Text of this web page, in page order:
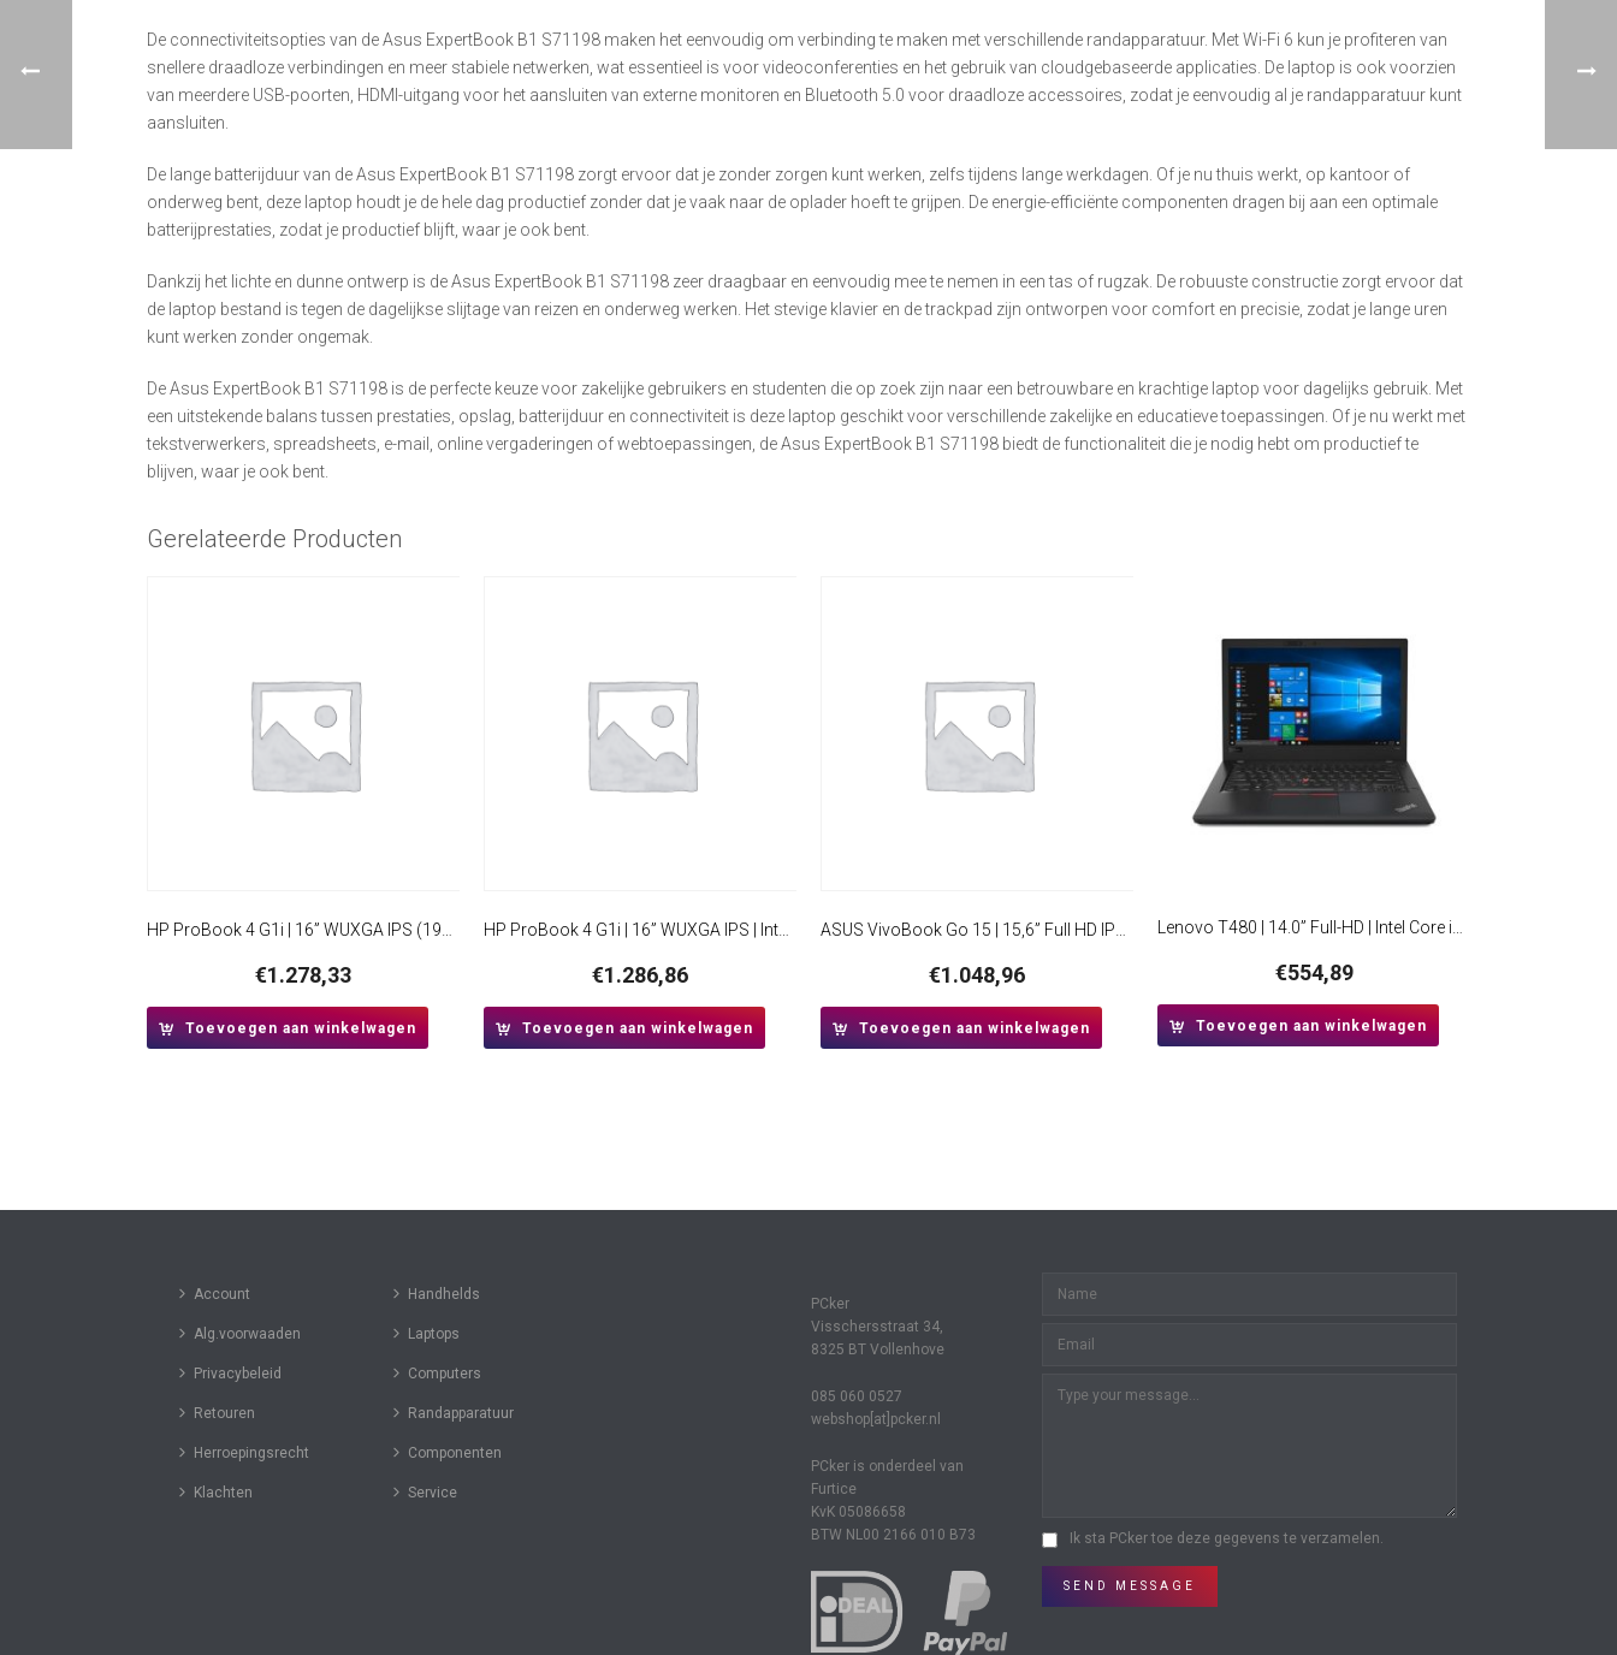
De connectiviteitsopties van de Asus ExpertBook B1 S71198 maken het eenvoudig om verbinding te maken met verschillende randapparatuur. Met Wi-Fi 6 kun je profiteren van
snellere draadloze verbindingen en meer stabiele netwerken, wat essentieel is voor videoconferenties en het gebruik van cloudgebaseerde applicaties. De laptop is ook voorzien
van meerdere USB-poorten, HDMI-uitgang voor het aansluiten van externe monitoren en Bluetooth 5.0 voor draadloze accessoires, zodat je eenvoudig al je randapparatuur kunt
aansluiten.
De lange batterijduur van de Asus ExpertBook B1 S71198 zorgt ervoor dat je zonder zorgen kunt werken, zelfs tijdens lange werkdagen. Of je nu thuis werkt, op kantoor of
onderweg bent, deze laptop houdt je de hele dag productief zonder dat je vaak naar de oplader hoeft te grijpen. De energie-efficiënte componenten dragen bij aan een optimale
batterijprestaties, zodat je productief blijft, waar je ook bent.
Dankzij het lichte en dunne ontwerp is de Asus ExpertBook B1 S71198 zeer draagbaar en eenvoudig mee te nemen in een tas of rugzak. De robuuste constructie zorgt ervoor dat
de laptop bestand is tegen de dagelijkse slijtage van reizen en onderweg werken. Het stevige klavier en de trackpad zijn ontworpen voor comfort en precisie, zodat je lange uren
kunt werken zonder ongemak.
De Asus ExpertBook B1 S71198 is de perfecte keuze voor zakelijke gebruikers en studenten die op zoek zijn naar een betrouwbare en krachtige laptop voor dagelijks gebruik. Met
een uitstekende balans tussen prestaties, opslag, batterijduur en connectiviteit is deze laptop geschikt voor verschillende zakelijke en educatieve toepassingen. Of je nu werkt met
tekstverwerkers, spreadsheets, e-mail, online vergaderingen of webtoepassingen, de Asus ExpertBook B1 S71198 biedt de functionaliteit die je nodig hebt om productief te
blijven, waar je ook bent.
Gerelateerde Producten
HP ProBook 4 G1i | 16” WUXGA IPS (1920×1200) | Intel Core Ultra 5 225U | 16GB DDR5 | 512GB SSD | W11 Professional
€1.278,33
Toevoegen aan winkelwagen
HP ProBook 4 G1i | 16” WUXGA IPS | Intel Core Ultra 7 255U | 16GB DDR5 | 512GB SSD | W11 Professional
€1.286,86
Toevoegen aan winkelwagen
ASUS VivoBook Go 15 | 15,6” Full HD IPS | AMD Ryzen 3 7320U | 8GB DDR5 | 512GB SSD | W11 Pro | Mixed Black
€1.048,96
Toevoegen aan winkelwagen
Lenovo T480 | 14.0” Full-HD | Intel Core i5-8350 | 8GB | 256GB | W10 Professional | RFB
€554,89
Toevoegen aan winkelwagen
Account
Alg.voorwaaden
Privacybeleid
Retouren
Herroepingsrecht
Klachten
Handhelds
Laptops
Computers
Randapparatuur
Componenten
Service
PCker
Visschersstraat 34,
8325 BT Vollenhove
085 060 0527
webshop[at]pcker.nl
PCker is onderdeel van
Furtice
KvK 05086658
BTW NL00 2166 010 B73
Ik sta PCker toe deze gegevens te verzamelen.
SEND MESSAGE